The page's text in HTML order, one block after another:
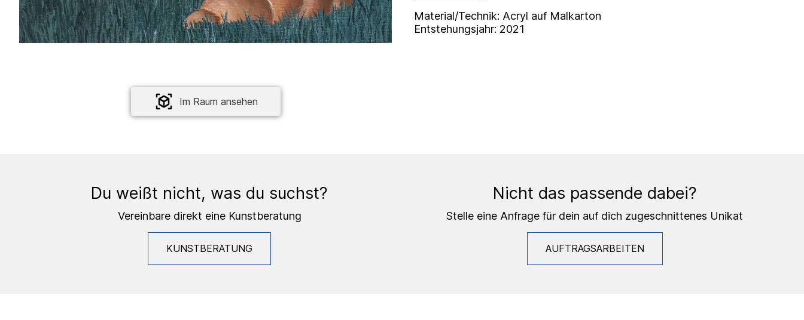
Im Raum ansehen
Material/Technik: Acryl auf Malkarton
Entstehungsjahr: 2021
Du weißt nicht, was du suchst?
Vereinbare direkt eine Kunstberatung
KUNSTBERATUNG
Nicht das passende dabei?
Stelle eine Anfrage für dein auf dich zugeschnittenes Unikat
AUFTRAGSARBEITEN